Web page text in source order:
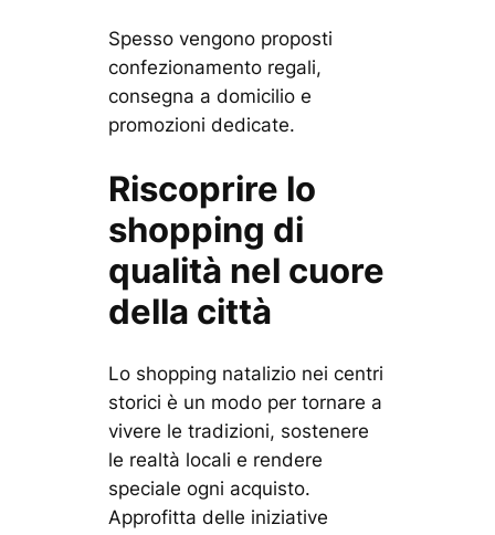
Spesso vengono proposti
confezionamento regali,
consegna a domicilio e
promozioni dedicate.
Riscoprire lo
shopping di
qualità nel cuore
della città
Lo shopping natalizio nei centri
storici è un modo per tornare a
vivere le tradizioni, sostenere
le realtà locali e rendere
speciale ogni acquisto.
Approfitta delle iniziative